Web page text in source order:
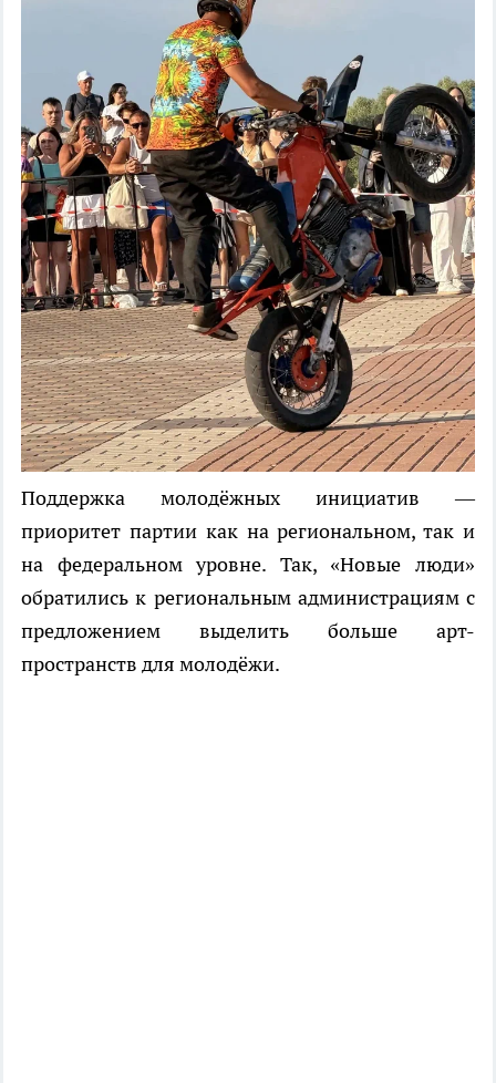
Поддержка молодёжных инициатив —
приоритет партии как на региональном, так и
на федеральном уровне. Так, «Новые люди»
обратились к региональным администрациям с
предложением выделить больше арт-
пространств для молодёжи.